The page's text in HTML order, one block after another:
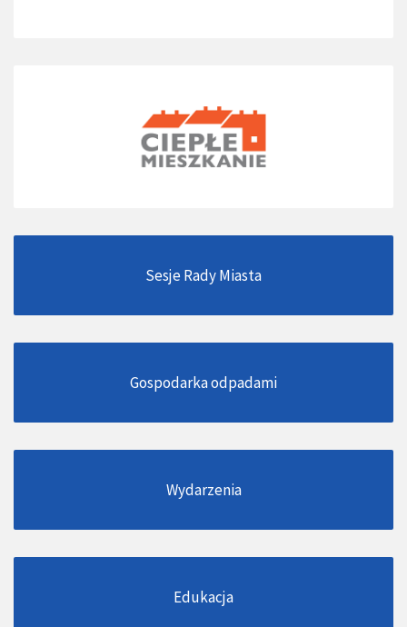
Sesje Rady Miasta
Gospodarka odpadami
Wydarzenia
Edukacja